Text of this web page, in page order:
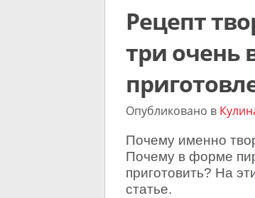
Рецепт
три очень
Опубликовано в
Почему именно
Почему в форме
приготовить? На
статье.